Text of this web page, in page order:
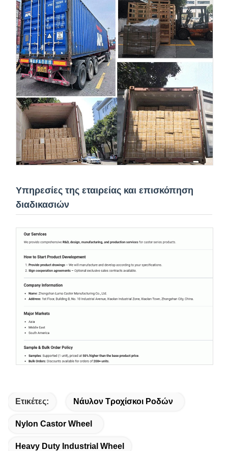
Υπηρεσίες της εταιρείας και επισκόπηση
διαδικασιών
Ετικέτες: Νάυλον Τροχίσκοι Ροδών
Nylon Castor Wheel
Heavy Duty Industrial Wheel